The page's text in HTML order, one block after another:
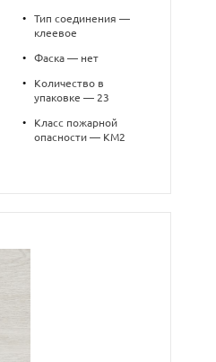
•
Тип соединения —
клеевое
• Фаска — нет
•
Количество в
упаковке — 23
•
Класс пожарной
опасности — КМ2